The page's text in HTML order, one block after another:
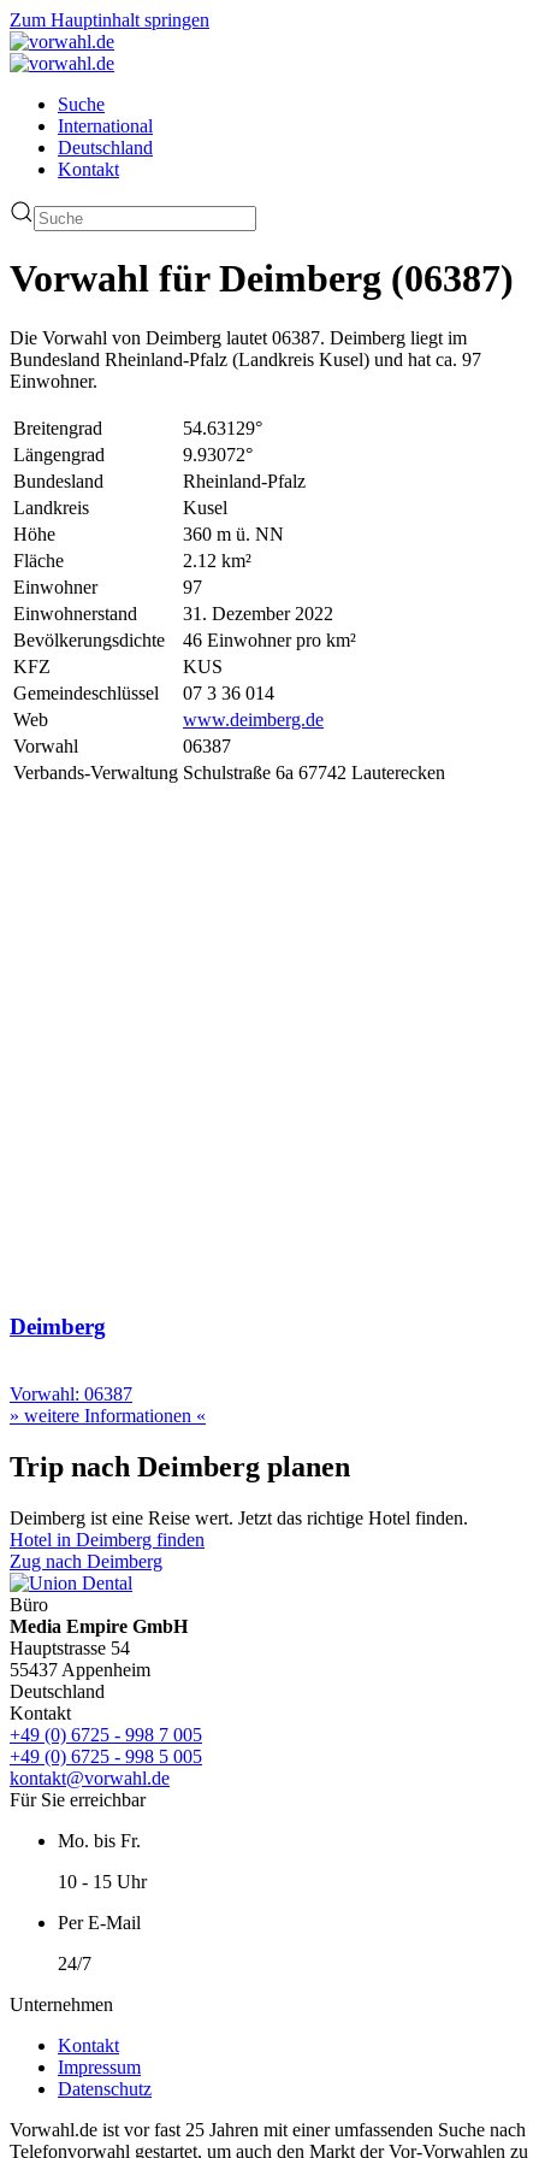
Zum Hauptinhalt springen
Suche
International
Deutschland
Kontakt
Vorwahl für Deimberg (06387)
Die Vorwahl von Deimberg lautet 06387. Deimberg liegt im
Bundesland Rheinland-Pfalz (Landkreis Kusel) und hat ca. 97
Einwohner.
Breitengrad
54.63129°
Längengrad
9.93072°
Bundesland
Rheinland-Pfalz
Landkreis
Kusel
Höhe
360 m ü. NN
Fläche
2.12 km²
Einwohner
97
Einwohnerstand
31. Dezember 2022
Bevölkerungsdichte
46 Einwohner pro km²
KFZ
KUS
Gemeindeschlüssel
07 3 36 014
Web
www.deimberg.de
Vorwahl
06387
Verbands-Verwaltung Schulstraße 6a 67742 Lauterecken
Deimberg
Vorwahl: 06387
» weitere Informationen «
Trip nach Deimberg planen
Deimberg ist eine Reise wert. Jetzt das richtige Hotel finden.
Hotel in Deimberg finden
Zug nach Deimberg
Büro
Media Empire GmbH
Hauptstrasse 54
55437 Appenheim
Deutschland
Kontakt
+49 (0) 6725 - 998 7 005
+49 (0) 6725 - 998 5 005
kontakt@vorwahl.de
Für Sie erreichbar
Mo. bis Fr.
10 - 15 Uhr
Per E-Mail
24/7
Unternehmen
Kontakt
Impressum
Datenschutz
Vorwahl.de ist vor fast 25 Jahren mit einer umfassenden Suche nach
Telefonvorwahl gestartet, um auch den Markt der Vor-Vorwahlen zu